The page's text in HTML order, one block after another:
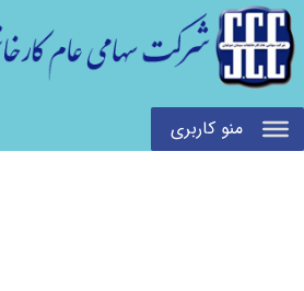
منو کاربری